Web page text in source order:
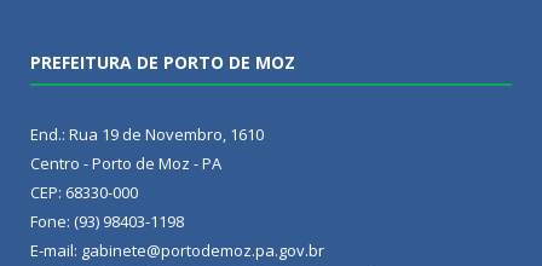
PREFEITURA DE PORTO DE MOZ
End.: Rua 19 de Novembro, 1610
Centro - Porto de Moz - PA
CEP: 68330-000
Fone: (93) 98403-1198
E-mail: gabinete@portodemoz.pa.gov.br